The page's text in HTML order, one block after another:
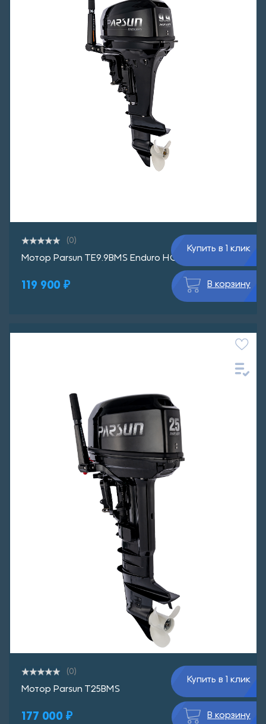
(0)
Мотор Parsun TE9.9BMS Enduro НОВИНКА!
119 900 ₽
Купить в 1 клик
В корзину
(0)
Мотор Parsun T25BMS
177 000 ₽
Купить в 1 клик
В корзину